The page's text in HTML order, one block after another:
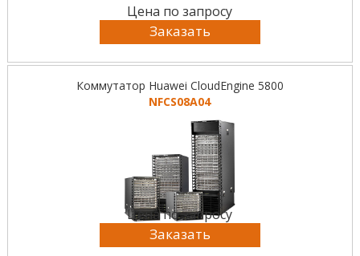
Цена по запросу
Заказать
Коммутатор Huawei CloudEngine 5800
NFCS08A04
Цена по запросу
Заказать